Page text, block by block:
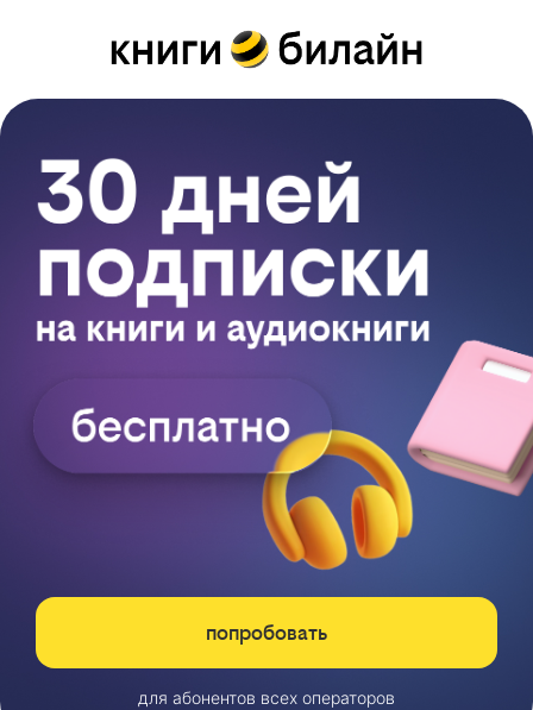
попробовать
для абонентов всех операторов